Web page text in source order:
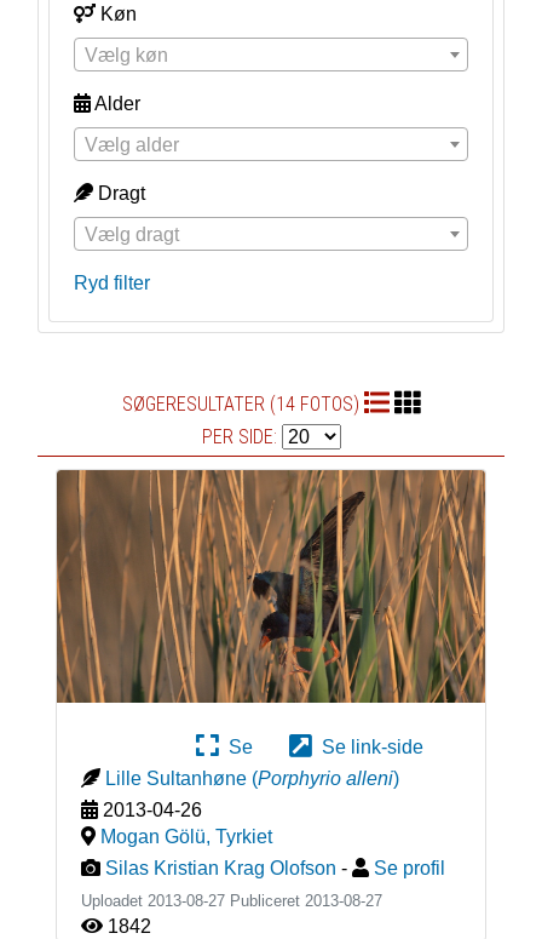
Køn
Vælg køn
Alder
Vælg alder
Dragt
Vælg dragt
Ryd filter
SØGERESULTATER (14 FOTOS)
PER SIDE:
Se
Se link-side
Lille Sultanhøne (Porphyrio alleni)
2013-04-26
Mogan Gölü, Tyrkiet
Silas Kristian Krag Olofson - Se profil
Uploadet 2013-08-27 Publiceret 2013-08-27
1842